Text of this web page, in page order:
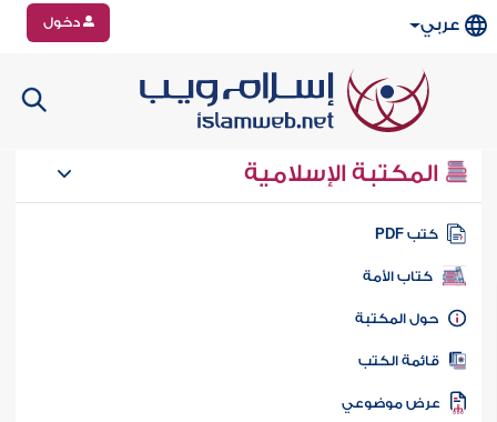
عربي دخول
المكتبة الإسلامية
كتب PDF
كتاب الأمة
المكتبة
الكتب